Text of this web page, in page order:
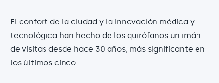
El confort de la ciudad y la innovación médica y
tecnológica han hecho de los quirófanos un imán
de visitas desde hace 30 años, más significante en
los últimos cinco.